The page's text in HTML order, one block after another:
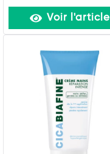
Voir l'article